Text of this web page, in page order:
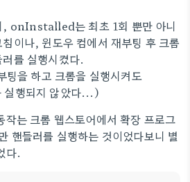
, onInstalled는 최초 1회 뿐만 아니
이나, 윈도우 컴에서 재부팅 후 크롬
를 실행시켰다.
을 하고 크롬을 실행시켜도
행되지 않았다...)
작는 크롬 웹스토어에서 확장 프로그
핸들러를 실행하는 것이었다보니 별
다.